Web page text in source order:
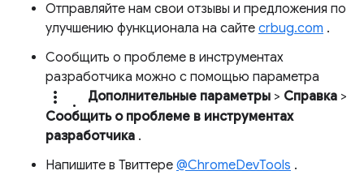
Отправляйте нам свои отзывы и предложения по
улучшению функционала на сайте crbug.com .
Сообщить о проблеме в инструментах
разработчика можно с помощью параметра
more_vert. Дополнительные параметры > Справка >
Сообщить о проблеме в инструментах
разработчика .
Напишите в Твиттере @ChromeDevTools .